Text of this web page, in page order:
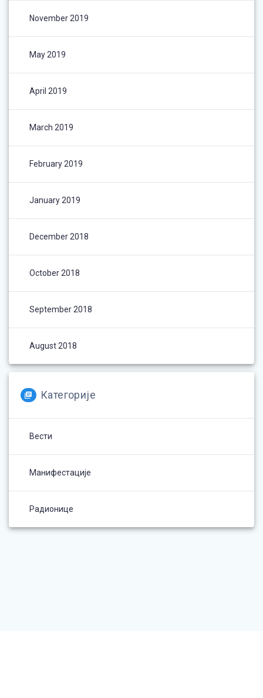
November 2019
May 2019
April 2019
March 2019
February 2019
January 2019
December 2018
October 2018
September 2018
August 2018
Категорије
Вести
Манифестације
Радионице